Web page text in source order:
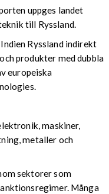
uppges landet
till Ryssland.
Ryssland indirekt
produkter med dubbla
europeiska
maskiner,
metaller och
sektorer som
Många